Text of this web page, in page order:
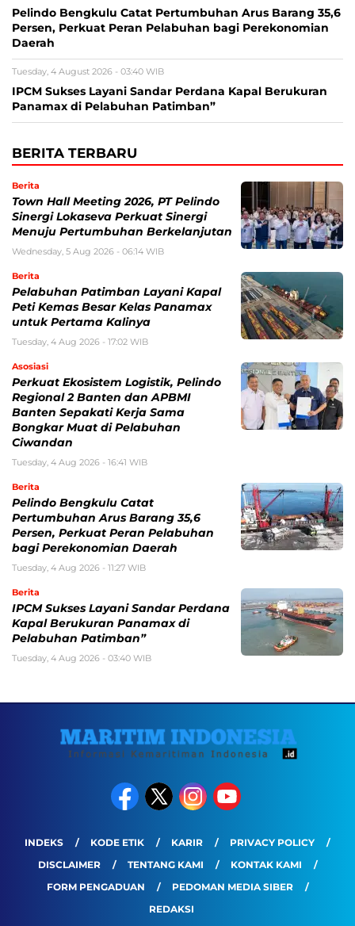
Pelindo Bengkulu Catat Pertumbuhan Arus Barang 35,6
Persen, Perkuat Peran Pelabuhan bagi Perekonomian
Daerah
Tuesday, 4 August 2026 - 03:40 WIB
IPCM Sukses Layani Sandar Perdana Kapal Berukuran
Panamax di Pelabuhan Patimban”
BERITA TERBARU
Berita
Town Hall Meeting 2026, PT Pelindo
Sinergi Lokaseva Perkuat Sinergi
Menuju Pertumbuhan Berkelanjutan
Wednesday, 5 Aug 2026 - 06:14 WIB
Berita
Pelabuhan Patimban Layani Kapal
Peti Kemas Besar Kelas Panamax
untuk Pertama Kalinya
Tuesday, 4 Aug 2026 - 17:02 WIB
Asosiasi
Perkuat Ekosistem Logistik, Pelindo
Regional 2 Banten dan APBMI
Banten Sepakati Kerja Sama
Bongkar Muat di Pelabuhan
Ciwandan
Tuesday, 4 Aug 2026 - 16:41 WIB
Berita
Pelindo Bengkulu Catat
Pertumbuhan Arus Barang 35,6
Persen, Perkuat Peran Pelabuhan
bagi Perekonomian Daerah
Tuesday, 4 Aug 2026 - 11:27 WIB
Berita
IPCM Sukses Layani Sandar Perdana
Kapal Berukuran Panamax di
Pelabuhan Patimban”
Tuesday, 4 Aug 2026 - 03:40 WIB
INDEKS KODE ETIK KARIR
PRIVACY POLICY
DISCLAIMER
TENTANG KAMI
KONTAK KAMI
FORM PENGADUAN
PEDOMAN MEDIA SIBER
REDAKSI